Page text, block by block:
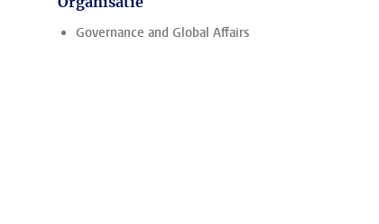
Governance and Global Affairs